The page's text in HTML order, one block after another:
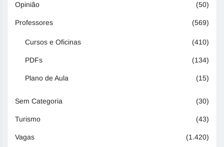
Opinião (50)
Professores (569)
Cursos e Oficinas (410)
PDFs (134)
Plano de Aula (15)
Sem Categoria (30)
Turismo (43)
Vagas (1.420)